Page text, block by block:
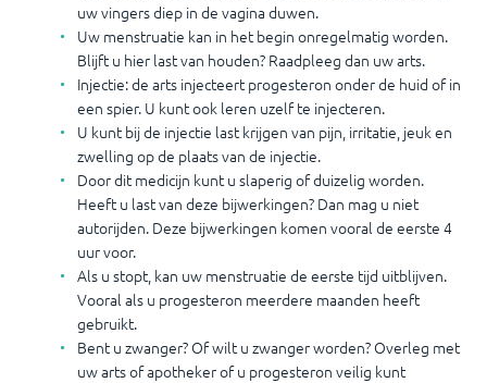
uw vingers diep in de vagina duwen.
Uw menstruatie kan in het begin onregelmatig worden.
Blijft u hier last van houden? Raadpleeg dan uw arts.
Injectie: de arts injecteert progesteron onder de huid of in
een spier. U kunt ook leren uzelf te injecteren.
U kunt bij de injectie last krijgen van pijn, irritatie, jeuk en
zwelling op de plaats van de injectie.
Door dit medicijn kunt u slaperig of duizelig worden.
Heeft u last van deze bijwerkingen? Dan mag u niet
autorijden. Deze bijwerkingen komen vooral de eerste 4
uur voor.
Als u stopt, kan uw menstruatie de eerste tijd uitblijven.
Vooral als u progesteron meerdere maanden heeft
gebruikt.
Bent u zwanger? Of wilt u zwanger worden? Overleg met
uw arts of apotheker of u progesteron veilig kunt